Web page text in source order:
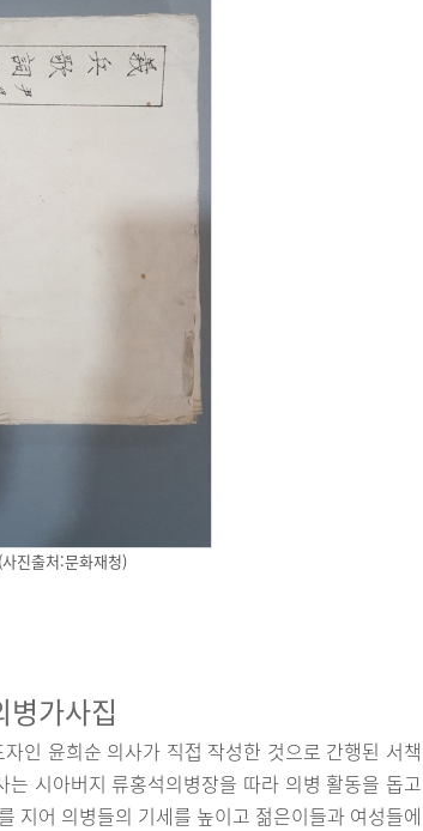
진출처:문화재청)
가사집
인 윤희순 의사가 직접 작성한 것으로 간행된 서책
시아버지 류홍석의병장을 따라 의병 활동을 돕고
지어 의병들의 기세를 높이고 젊은이들과 여성들에